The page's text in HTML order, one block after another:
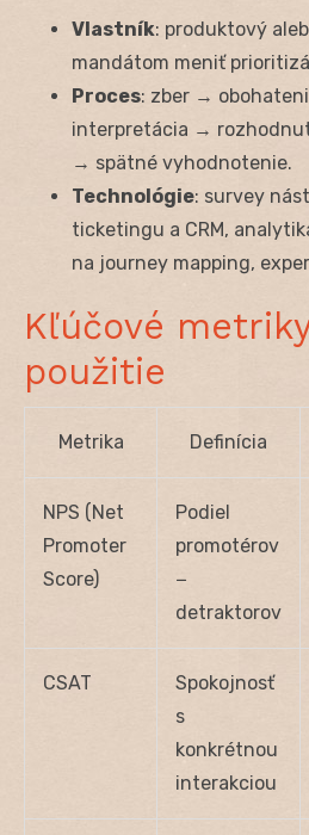
Vlastník: produktový
mandátom meniť
Proces: zber →
interpretácia →
→ spätné vyhodnotenie.
Technológie: survey
ticketingu a CRM,
na journey mapping,
Kľúčové
použitie
Metrika Definícia
NPS (Net
Promoter
Score)
Podiel
promotérov
−
detraktorov
CSAT
Spokojnosť
s
konkrétnou
interakciou